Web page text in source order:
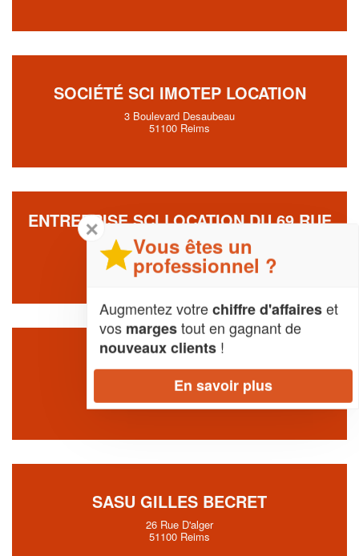
SOCIÉTÉ SCI IMOTEP LOCATION
3 Boulevard Desaubeau
51100 Reims
ENTREPRISE SCI LOCATION DU 69 RUE
DE CERNAY
69 Rue De Cernay
51100 Reims
SOCIETE CIVILE BOXER
31 Rue De Cernay
51100 Reims
SASU GILLES BECRET
26 Rue D'alger
51100 Reims
✕
Vous êtes un
professionnel ?
Augmentez votrechiffre d'affaireset
vos margestout en gagnant de
nouveaux clients !
En savoir plus